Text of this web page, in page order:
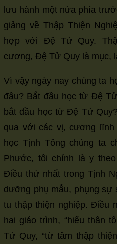
lưu hành một nửa phía
giảng về Thập Thiện
hợp với Đệ Tử Quy.
cương, Đệ Tử Quy là mục,
Vì vậy ngày nay chúng ta
đâu? Bắt đầu học từ Đệ
bắt đầu học từ Đệ Tử
qua với các vị, cương
học Tịnh Tông chúng ta
Phước, tôi chính là y
Điều thứ nhất trong Tịnh
dưỡng phụ mẫu, phụng
tu thập thiện nghiệp. Điều
hai giáo trình, “hiếu thân
Tử Quy, “từ tâm thập